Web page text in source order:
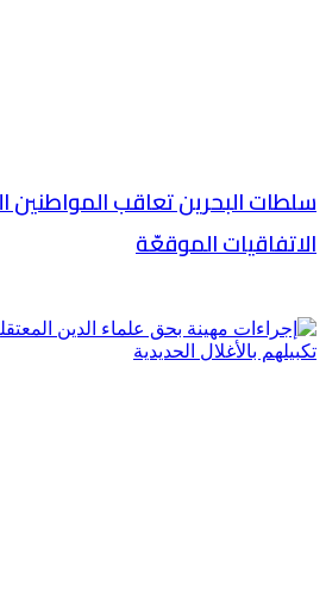
سلطات البحرين تعاقب المواطنين
الاتفاقيات الموقعّة